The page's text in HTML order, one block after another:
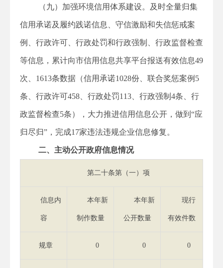
（九）加强环境信用体系建设。及时全量归集
信用承诺及履约践诺信息、守信激励和失信惩戒案
例、行政许可、行政处罚和行政强制、行政监督检查
等信息，累计向市信用信息共享平台报送有效信息49
次、1613条数据（信用承诺1028份、联合奖惩案例5
条、行政许可458、行政处罚113、行政强制4条、行
政监督检查5条），大力推进信用信息公开，做到“应
归尽归”，完成17家违法违规企业信息修复。
二、主动公开政府信息情况
第二十条第（一）项
信息内
容
本年新
制作数量
本年新
公开数量
现行
有效件数
规章 0 0 0